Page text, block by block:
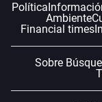
Política
Ambiente
Financial times
Sobre